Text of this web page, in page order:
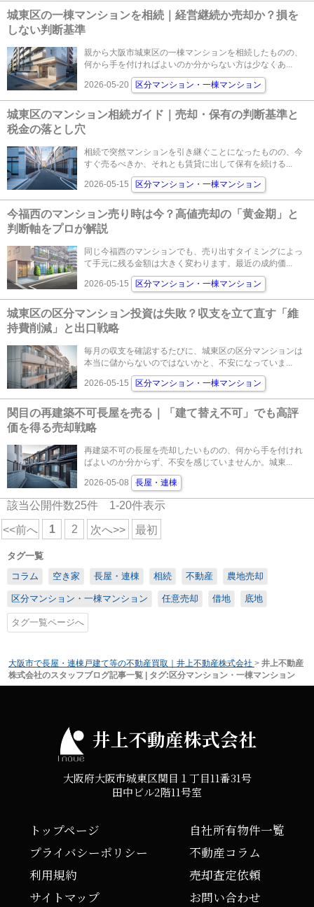
城東区の一棟マンションを相続｜経営継続か売却か？損を
しない判断基準
親から大阪市城東区の一棟マンションを相続したものの、
何から手を付ければよいのか分からない方は少なくあ...
2026-05-20 区分マンション・一棟マンション
城東区のマンション相続ガイド｜売却・保有の判断基準と
税金の落とし穴
相続で突然マンションを引き継ぐことになったものの、今
すぐ売るべきか、それとも賃貸に出して保有を続ける...
2026-05-15 区分マンション・一棟マンション
今福西のマンション売り時は今？高値売却の「黄金期」と
判断軸をプロが解説
同じ今福西のマンションでも、売り出すタイミングによっ
て手元に残る金額は大きく変わります。最近の成約価...
2026-05-15 区分マンション・一棟マンション
城東区の区分マンション投資は失敗？収支を立て直す「維
持費削減」と出口戦略
毎月の収支を確認するたびに、城東区の区分マンションは
本当に儲からないのではないかと、不安になっていま...
2026-05-15 区分マンション・一棟マンション
関目の再建築不可長屋を売る｜「建て替え不可」でも高評
価を得る売却戦略
再建築不可の長屋を売却したいものの、何から手を付けれ
ばよいのか分からず、不安を感じていませんか。城東...
2026-05-08 長屋・連棟
該当公開件数25件 1-20件表示
<<前へ 1 2 次へ>> 最初
タグ一覧
コラム
空き家 長屋・連棟 相続 不動産 農地売却
区分マンション・一棟マンション 任意売却 借地 底地
タグ一覧ページへ
大阪市で長屋・連棟戸建て等の不動産買取｜井上不動産株式会社 > 井上不動産
株式会社のスタッフブログ記事一覧 | タグ:区分マンション・一棟マンション
井上不動産株式会社
大阪府大阪市城東区関目１丁目11番31号
田中ビル2階11号室
トップページ
プライバシーポリシー
利用規約
サイトマップ
自社所有物件一覧
不動産コラム
売却査定依頼
お問い合わせ